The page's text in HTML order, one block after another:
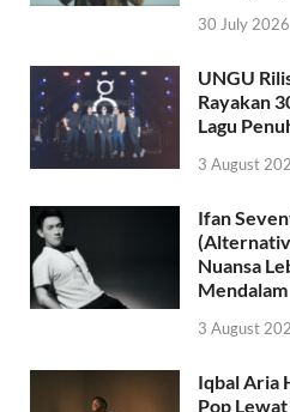
30 July 2026
UNGU
Rayakan
Lagu
3 August
Ifan
Nuansa
Mendalam
3 August
Iqbal Aria
Pop